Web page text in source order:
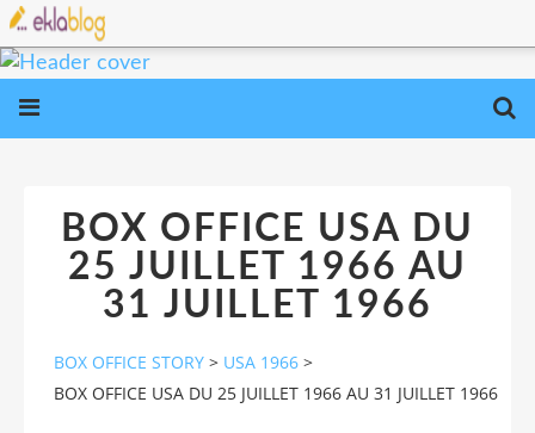
BOX OFFICE USA DU
25 JUILLET 1966 AU
31 JUILLET 1966
BOX OFFICE STORY > USA 1966 >
BOX OFFICE USA DU 25 JUILLET 1966 AU 31 JUILLET 1966